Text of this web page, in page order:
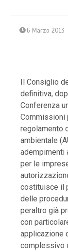
6 Marzo 2013
Il Consiglio
definitiva,
Conferenza
Commissioni
regolamento
ambientale
adempimenti
per le
costituisce il
delle
peraltro già
con
applicazione
complessivo